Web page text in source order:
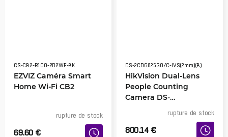
CS-CB2-R100-2D2WF-BK
EZVIZ Caméra Smart
Home Wi-Fi CB2
rupture de stock
69.60 €
DS-2CD6825G0/C-IVS(2mm)(B)
HikVision Dual-Lens
People Counting
Camera DS-
rupture de stock
800.14 €